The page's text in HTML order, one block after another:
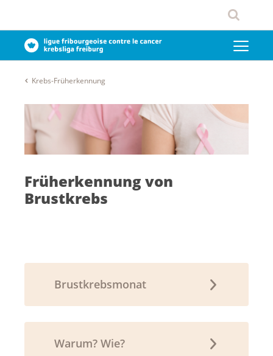
Krebs-Früherkennung
Früherkennung von
Brustkrebs
Brustkrebsmonat
Warum? Wie?